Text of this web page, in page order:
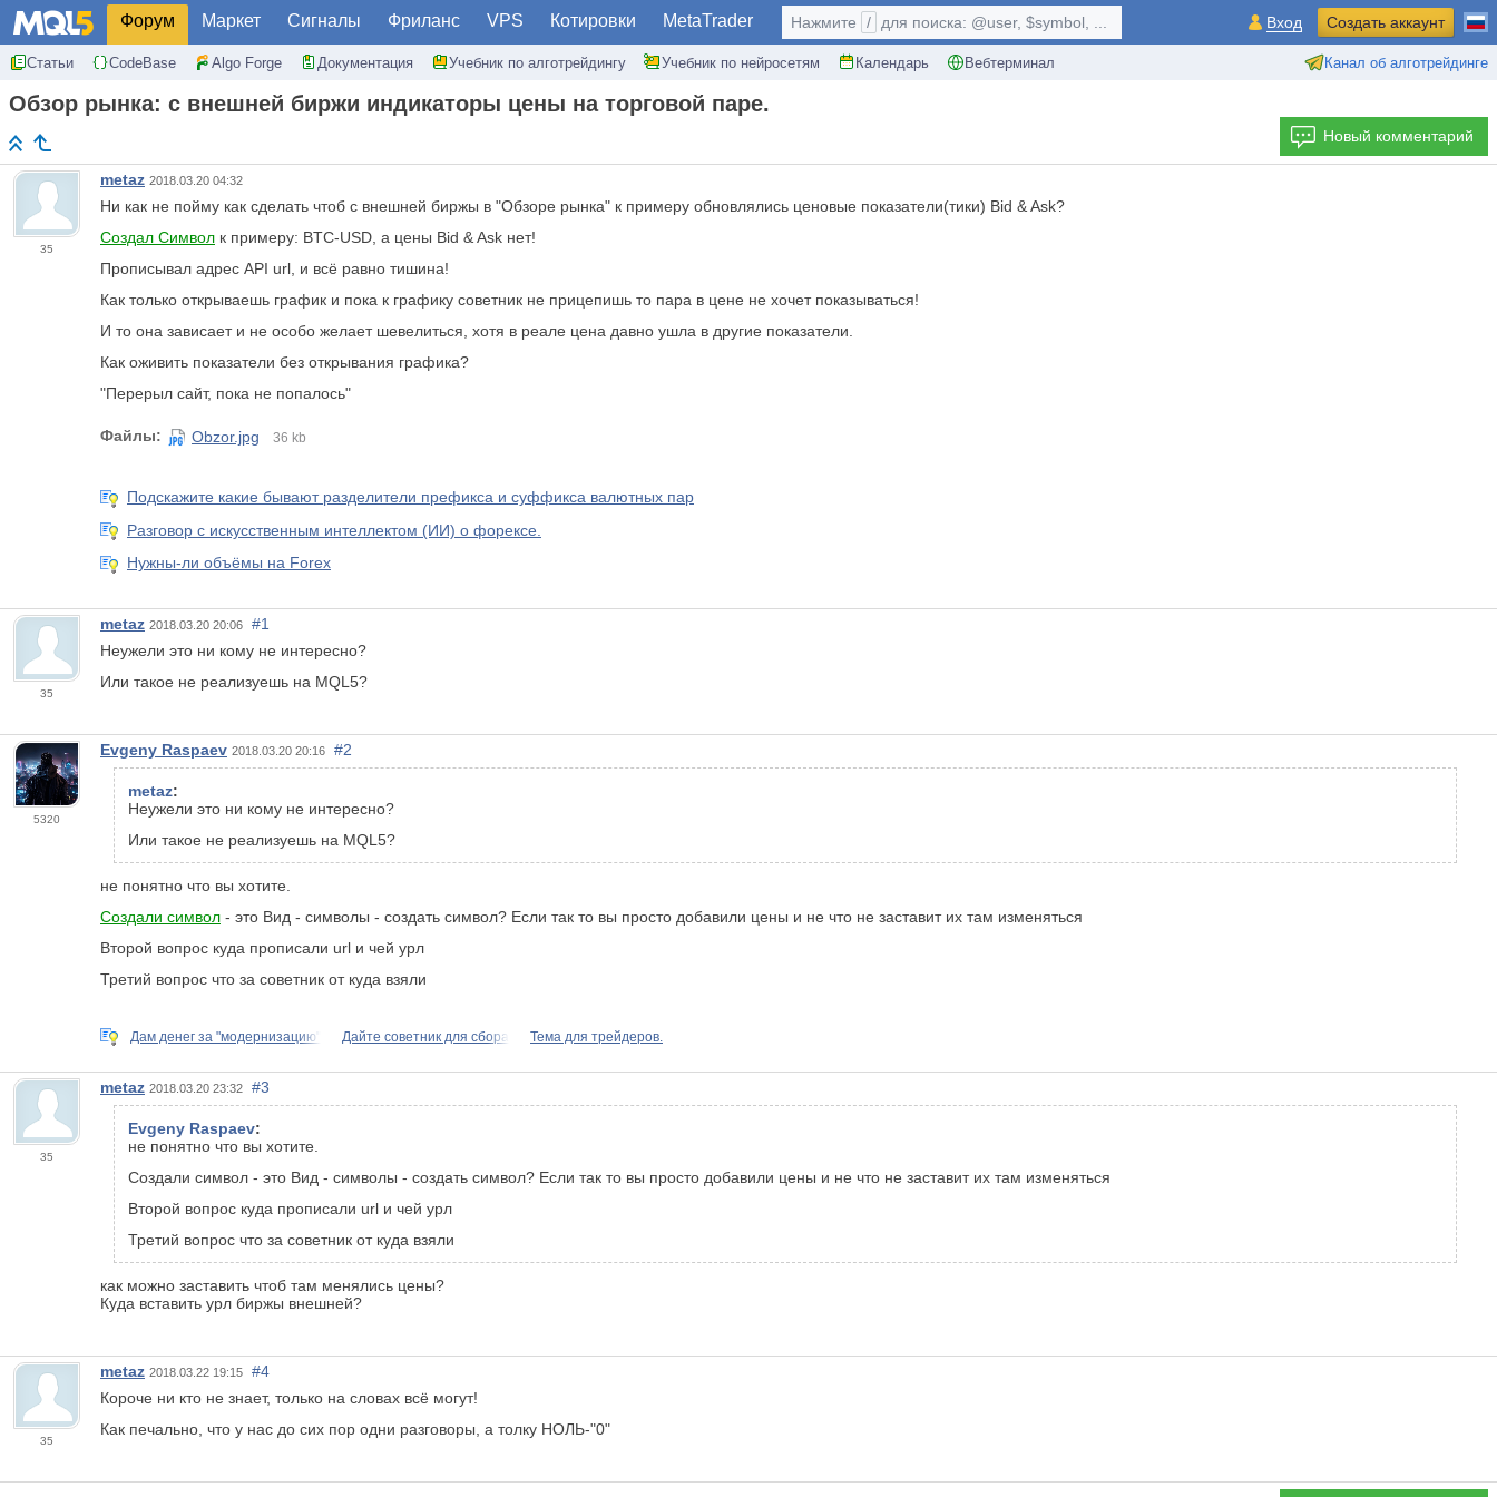
Форум Маркет Сигналы Фриланс VPS Котировки MetaTrader
Статьи CodeBase Algo Forge Документация Учебник по алготрейдингу Учебник по нейросетям Календарь Вебтерминал Канал об алготрейдинге
Нажмите / для поиска: @user, $symbol, ... Вход Создать аккаунт
Обзор рынка: с внешней биржи индикаторы цены на торговой паре.
Новый комментарий
35
metaz 2018.03.20 04:32
Ни как не пойму как сделать чтоб с внешней биржы в "Обзоре рынка" к примеру обновлялись ценовые показатели(тики) Bid & Ask?
Создал Символ к примеру: BTC-USD, а цены Bid & Ask нет!
Прописывал адрес API url, и всё равно тишина!
Как только открываешь график и пока к графику советник не прицепишь то пара в цене не хочет показываться!
И то она зависает и не особо желает шевелиться, хотя в реале цена давно ушла в другие показатели.
Как оживить показатели без открывания графика?
"Перерыл сайт, пока не попалось"
Файлы: Obzor.jpg 36 kb
Подскажите какие бывают разделители префикса и суффикса валютных пар
Разговор с искусственным интеллектом (ИИ) о форексе.
Нужны-ли объёмы на Forex
35
metaz 2018.03.20 20:06
#1
Неужели это ни кому не интересно?
Или такое не реализуешь на MQL5?
5320
Evgeny Raspaev 2018.03.20 20:16 #2
metaz:
Неужели это ни кому не интересно?
Или такое не реализуешь на MQL5?
не понятно что вы хотите.
Создали символ - это Вид - символы - создать символ? Если так то вы просто добавили цены и не что не заставит их там изменяться
Второй вопрос куда прописали url и чей урл
Третий вопрос что за советник от куда взяли
Дам денег за "модернизацию" Дайте советник для сбора Тема для трейдеров.
35
metaz 2018.03.20 23:32 #3
Evgeny Raspaev:
не понятно что вы хотите.
Создали символ - это Вид - символы - создать символ? Если так то вы просто добавили цены и не что не заставит их там изменяться
Второй вопрос куда прописали url и чей урл
Третий вопрос что за советник от куда взяли
как можно заставить чтоб там менялись цены?
Куда вставить урл биржы внешней?
35
metaz 2018.03.22 19:15
#4
Короче ни кто не знает, только на словах всё могут!
Как печально, что у нас до сих пор одни разговоры, а толку НОЛЬ-"0"